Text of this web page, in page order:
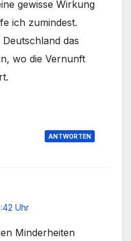
gewisse Wirkung
ich zumindest.
das
wo die Vernunft
ANTWORTEN
Uhr
Minderheiten